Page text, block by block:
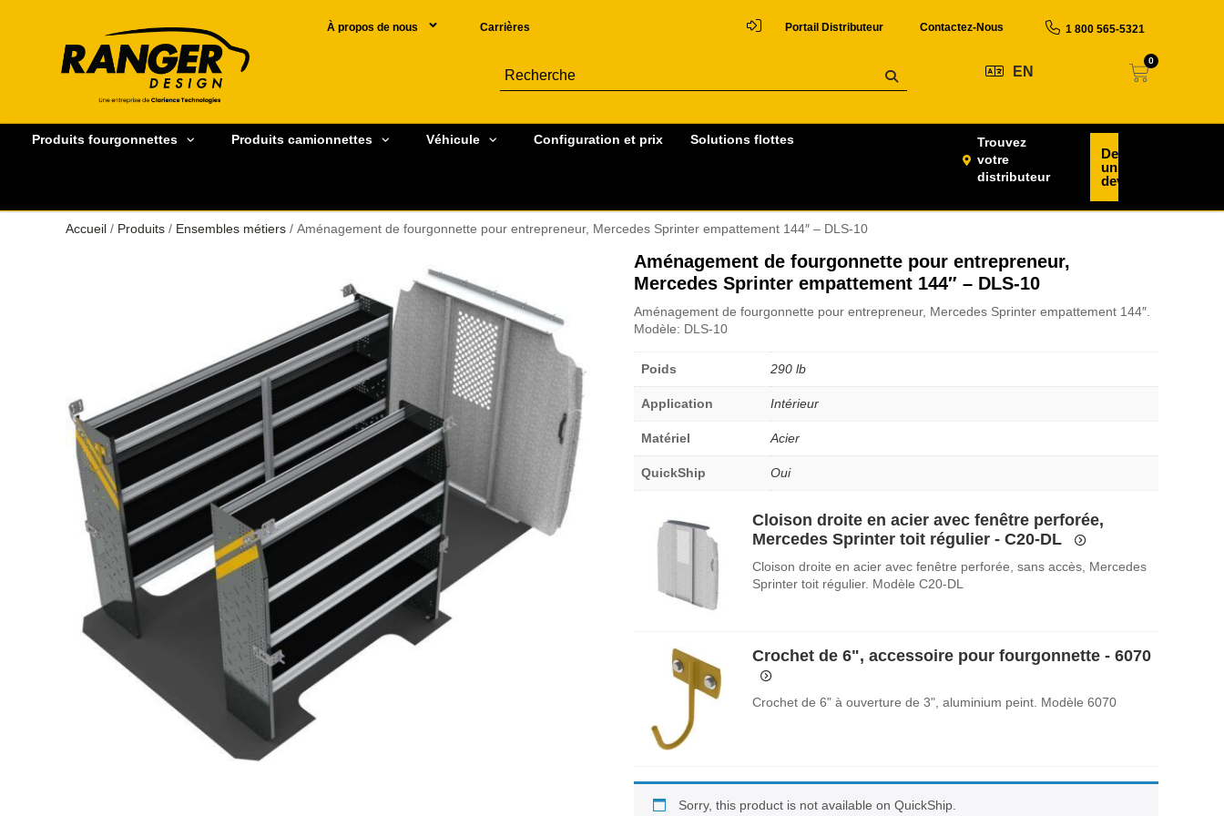
À propos de nous Carrières Portail Distributeur Contactez-Nous 1 800 565-5321
EN
0
Produits fourgonnettes Produits camionnettes Véhicule Configuration et prix Solutions flottes
Trouvez
votre
distributeur
Demander
un
devis
Accueil / Produits / Ensembles métiers / Aménagement de fourgonnette pour entrepreneur, Mercedes Sprinter empattement 144″ – DLS-10
Aménagement de fourgonnette pour entrepreneur,
Mercedes Sprinter empattement 144″ – DLS-10
Aménagement de fourgonnette pour entrepreneur, Mercedes Sprinter empattement 144″.
Modèle: DLS-10
Poids 290 lb
Application Intérieur
Matériel Acier
QuickShip Oui
Cloison droite en acier avec fenêtre perforée,
Mercedes Sprinter toit régulier - C20-DL
Cloison droite en acier avec fenêtre perforée, sans accès, Mercedes
Sprinter toit régulier. Modèle C20-DL
Crochet de 6", accessoire pour fourgonnette - 6070
Crochet de 6" à ouverture de 3", aluminium peint. Modèle 6070
Sorry, this product is not available on QuickShip.